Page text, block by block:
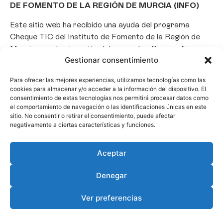
Gestionar consentimiento
Para ofrecer las mejores experiencias, utilizamos tecnologías como las
cookies para almacenar y/o acceder a la información del dispositivo. El
consentimiento de estas tecnologías nos permitirá procesar datos como
el comportamiento de navegación o las identificaciones únicas en este
sitio. No consentir o retirar el consentimiento, puede afectar
negativamente a ciertas características y funciones.
Aceptar
Denegar
Ver preferencias
DE FOMENTO DE LA REGIÓN DE MURCIA (INFO)
Este sitio web ha recibido una ayuda del programa
Cheque TIC del Instituto de Fomento de la Región de
Murcia para la ejecución del proyecto «Desarrollo e
implantación de un Chatbot de Inteligencia Artificial
promover la transformación digital, la automatización
de consultas y la optimización de la gestión de clientes
en el ámbito empresarial.